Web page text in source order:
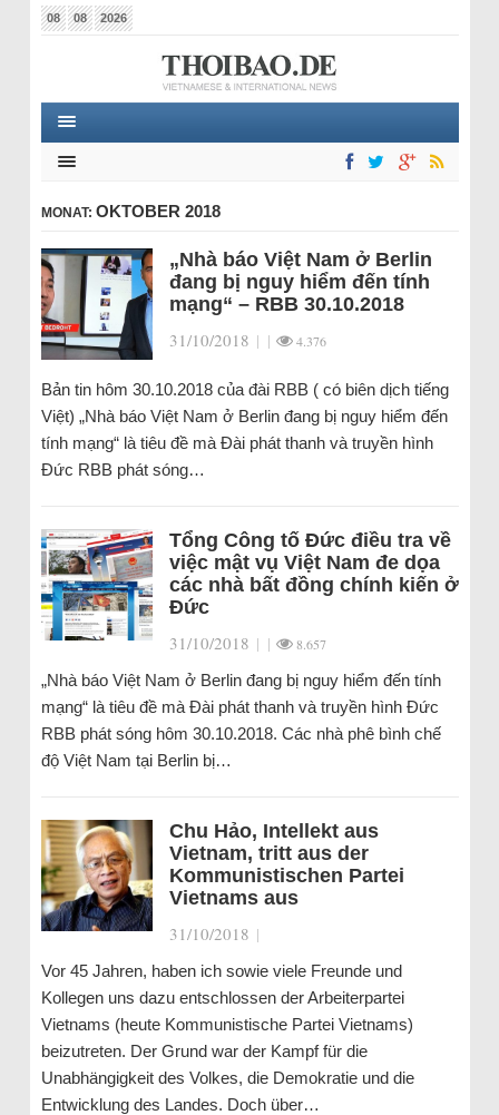
08 08 2026
MONAT: OKTOBER 2018
„Nhà báo Việt Nam ở Berlin
đang bị nguy hiểm đến tính
mạng“ – RBB 30.10.2018
31/10/2018 | | 4.376
Bản tin hôm 30.10.2018 của đài RBB ( có biên dịch tiếng
Việt) „Nhà báo Việt Nam ở Berlin đang bị nguy hiểm đến
tính mạng“ là tiêu đề mà Đài phát thanh và truyền hình
Đức RBB phát sóng…
Tổng Công tố Đức điều tra về
việc mật vụ Việt Nam đe dọa
các nhà bất đồng chính kiến ở
Đức
31/10/2018 | | 8.657
„Nhà báo Việt Nam ở Berlin đang bị nguy hiểm đến tính
mạng“ là tiêu đề mà Đài phát thanh và truyền hình Đức
RBB phát sóng hôm 30.10.2018. Các nhà phê bình chế
độ Việt Nam tại Berlin bị…
Chu Hảo, Intellekt aus
Vietnam, tritt aus der
Kommunistischen Partei
Vietnams aus
31/10/2018 |
Vor 45 Jahren, haben ich sowie viele Freunde und
Kollegen uns dazu entschlossen der Arbeiterpartei
Vietnams (heute Kommunistische Partei Vietnams)
beizutreten. Der Grund war der Kampf für die
Unabhängigkeit des Volkes, die Demokratie und die
Entwicklung des Landes. Doch über…